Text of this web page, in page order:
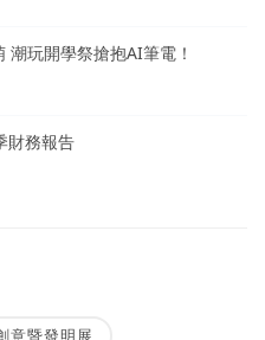
潮玩開學祭搶抱AI筆電！
財務報告
意暨發明展